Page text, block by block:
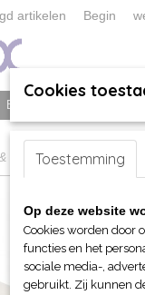
artikelen Begin
BED-, BAD-, KEUKEN EN
Nicholson>
€
Maat
Cookies
Toestemming
Op deze website
Cookies worden door
functies en het
sociale media-,
gebruikt. Zij kunnen